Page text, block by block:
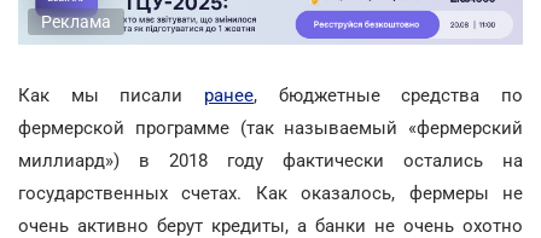
Реклама
Как мы писали ранее, бюджетные средства по
фермерской программе (так называемый «фермерский
миллиард») в 2018 году фактически остались на
государственных счетах. Как оказалось, фермеры не
очень активно берут кредиты, а банки не очень охотно